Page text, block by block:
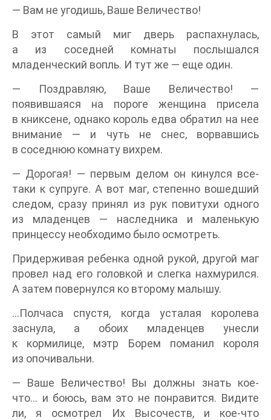
— Вам не угодишь, Ваше Величество!
В этот самый миг дверь распахнулась,
а из соседней комнаты послышался
младенческий вопль. И тут же — еще один.
— Поздравляю, Ваше Величество! —
появившаяся на пороге женщина присела
в книксене, однако король едва обратил на нее
внимание — и чуть не снес, ворвавшись
в соседнюю комнату вихрем.
— Дорогая! — первым делом он кинулся все-
таки к супруге. А вот маг, степенно вошедший
следом, сразу принял из рук повитухи одного
из младенцев — наследника и маленькую
принцессу необходимо было осмотреть.
Придерживая ребенка одной рукой, другой маг
провел над его головкой и слегка нахмурился.
А затем повернулся ко второму малышу.
…Полчаса спустя, когда усталая королева
заснула, а обоих младенцев унесли
к кормилице, мэтр Борем поманил короля
из опочивальни.
— Ваше Величество! Вы должны знать кое-
что… и боюсь, вам это не понравится. Видите
ли, я осмотрел Их Высочеств, и кое-что